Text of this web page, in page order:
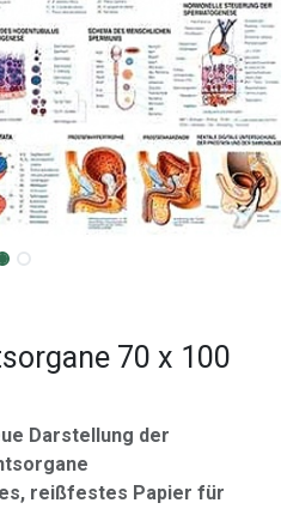
70 x 100
Darstellung der
reißfestes Papier für